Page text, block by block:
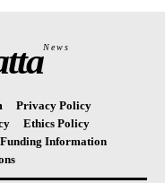
News
Privacy Policy
Ethics Policy
Information